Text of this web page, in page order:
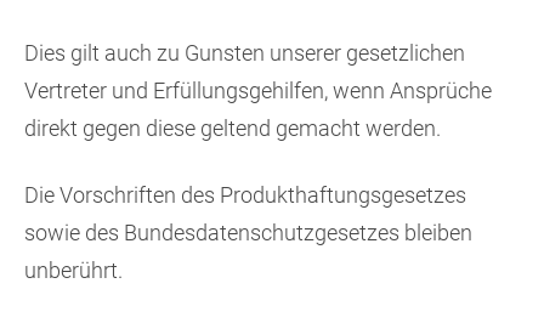
Dies gilt auch zu Gunsten unserer gesetzlichen
Vertreter und Erfüllungsgehilfen, wenn Ansprüche
direkt gegen diese geltend gemacht werden.
Die Vorschriften des Produkthaftungsgesetzes
sowie des Bundesdatenschutzgesetzes bleiben
unberührt.